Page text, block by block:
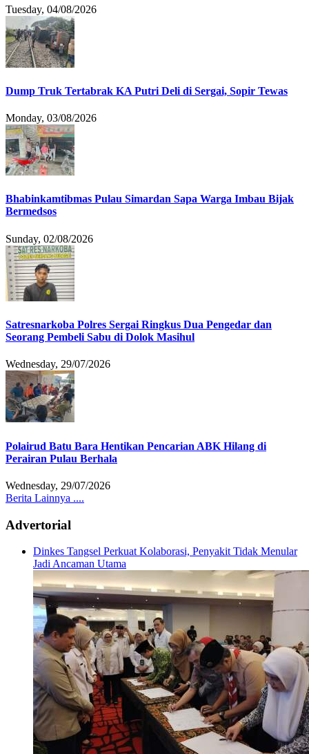
Tuesday, 04/08/2026
Dump Truk Tertabrak KA Putri Deli di Sergai, Sopir Tewas
Monday, 03/08/2026
Bhabinkamtibmas Pulau Simardan Sapa Warga Imbau Bijak
Bermedsos
Sunday, 02/08/2026
Satresnarkoba Polres Sergai Ringkus Dua Pengedar dan
Seorang Pembeli Sabu di Dolok Masihul
Wednesday, 29/07/2026
Polairud Batu Bara Hentikan Pencarian ABK Hilang di
Perairan Pulau Berhala
Wednesday, 29/07/2026
Berita Lainnya ....
Advertorial
Dinkes Tangsel Perkuat Kolaborasi, Penyakit Tidak Menular
Jadi Ancaman Utama